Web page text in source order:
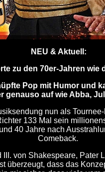
NEU & Aktuell:
zu den 70er-Jahren
Pop mit Humor und
genauso auf wie Abba,
nun als
133 Mal sein
40 Jahre nach
Comeback.
III. von Shakespeare,
überzeugt, dass das